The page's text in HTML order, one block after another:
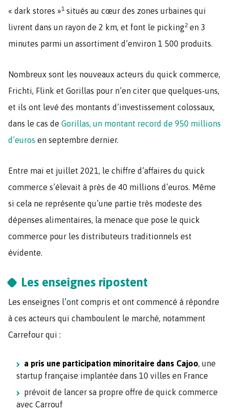
« dark stores »1 situés au cœur des zones urbaines qui
livrent dans un rayon de 2 km, et font le picking2 en 3
minutes parmi un assortiment d’environ 1 500 produits.
Nombreux sont les nouveaux acteurs du quick commerce,
Frichti, Flink et Gorillas pour n’en citer que quelques-uns,
et ils ont levé des montants d’investissement colossaux,
dans le cas de Gorillas, un montant record de 950 millions
d’euros en septembre dernier.
Entre mai et juillet 2021, le chiffre d’affaires du quick
commerce s’élevait à près de 40 millions d’euros. Même
si cela ne représente qu’une partie très modeste des
dépenses alimentaires, la menace que pose le quick
commerce pour les distributeurs traditionnels est
évidente.
Les enseignes ripostent
Les enseignes l’ont compris et ont commencé à répondre
à ces acteurs qui chamboulent le marché, notamment
Carrefour qui :
a pris une participation minoritaire dans Cajoo, une
startup française implantée dans 10 villes en France
prévoit de lancer sa propre offre de quick commerce
avec Carrouf